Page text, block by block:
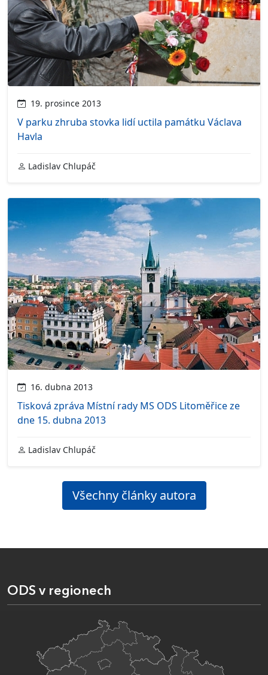
19. prosince 2013
V parku zhruba stovka lidí uctila památku Václava
Havla
Ladislav Chlupáč
16. dubna 2013
Tisková zpráva Místní rady MS ODS Litoměřice ze
dne 15. dubna 2013
Ladislav Chlupáč
Všechny články autora
ODS v regionech